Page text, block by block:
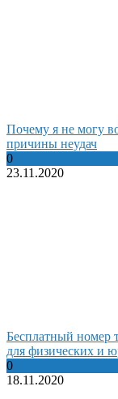
Почему я не могу
причины неудач
0
23.11.2020
Бесплатный номер
для физических и
0
18.11.2020